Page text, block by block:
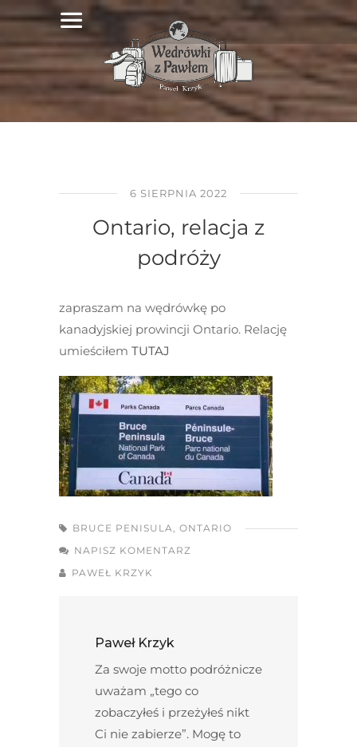
6 SIERPNIA 2022
Ontario, relacja z
podróży
zapraszam na wędrówkę po
kanadyjskiej prowincji Ontario. Relację
umieściłem TUTAJ
BRUCE PENISULA, ONTARIO
NAPISZ KOMENTARZ
PAWEŁ KRZYK
Paweł Krzyk
Za swoje motto podróżnicze
uważam „tego co
zobaczyłeś i przeżyłeś nikt
Ci nie zabierze”. Mogę to